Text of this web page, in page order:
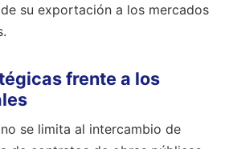
su exportación a los mercados
frente a los
se limita al intercambio de